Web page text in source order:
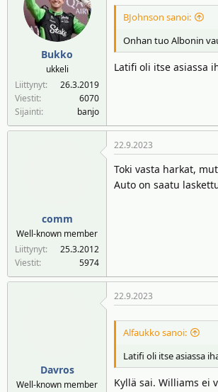
Bukko
ukkeli
Liittynyt
26.3.2019
Viestit
6070
Sijainti
banjo
BJohnson sanoi:
Onhan tuo Albonin
Latifi oli itse asiassa
comm
Well-known member
Liittynyt
25.3.2012
Viestit
5974
22.9.2023
Toki vasta harkat,
Auto on saatu
Davros
Well-known member
22.9.2023
Alfaukko sanoi:
Latifi oli itse asiassa
Kyllä sai. Williams ei